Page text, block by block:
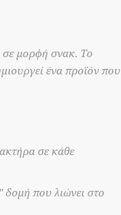
σε μορφή σνακ. Το
ένα προϊόν που
σε κάθε
δομή που λιώνει στο